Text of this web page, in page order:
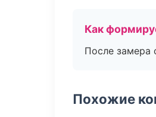
Как
После замера
Похожие